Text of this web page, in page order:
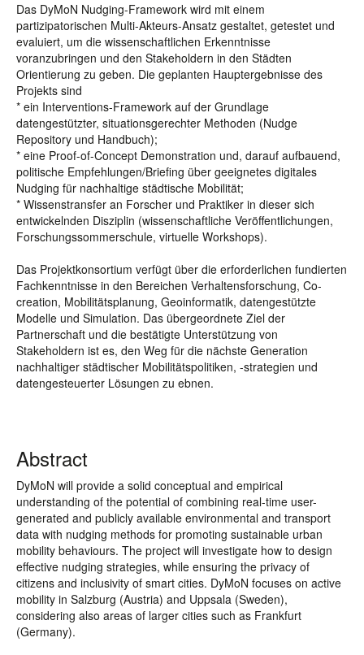
Das DyMoN Nudging-Framework wird mit einem
partizipatorischen Multi-Akteurs-Ansatz gestaltet, getestet und
evaluiert, um die wissenschaftlichen Erkenntnisse
voranzubringen und den Stakeholdern in den Städten
Orientierung zu geben. Die geplanten Hauptergebnisse des
Projekts sind
* ein Interventions-Framework auf der Grundlage
datengestützter, situationsgerechter Methoden (Nudge
Repository und Handbuch);
* eine Proof-of-Concept Demonstration und, darauf aufbauend,
politische Empfehlungen/Briefing über geeignetes digitales
Nudging für nachhaltige städtische Mobilität;
* Wissenstransfer an Forscher und Praktiker in dieser sich
entwickelnden Disziplin (wissenschaftliche Veröffentlichungen,
Forschungssommerschule, virtuelle Workshops).
Das Projektkonsortium verfügt über die erforderlichen fundierten
Fachkenntnisse in den Bereichen Verhaltensforschung, Co-
creation, Mobilitätsplanung, Geoinformatik, datengestützte
Modelle und Simulation. Das übergeordnete Ziel der
Partnerschaft und die bestätigte Unterstützung von
Stakeholdern ist es, den Weg für die nächste Generation
nachhaltiger städtischer Mobilitätspolitiken, -strategien und
datengesteuerter Lösungen zu ebnen.
Abstract
DyMoN will provide a solid conceptual and empirical
understanding of the potential of combining real-time user-
generated and publicly available environmental and transport
data with nudging methods for promoting sustainable urban
mobility behaviours. The project will investigate how to design
effective nudging strategies, while ensuring the privacy of
citizens and inclusivity of smart cities. DyMoN focuses on active
mobility in Salzburg (Austria) and Uppsala (Sweden),
considering also areas of larger cities such as Frankfurt
(Germany).